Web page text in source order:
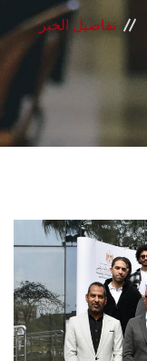
الأنظمة الذكية
الإعلام
تواصل معنا
هيئة التدريس
الدراسات العليا
الخريجين
تفاصيل الخبر